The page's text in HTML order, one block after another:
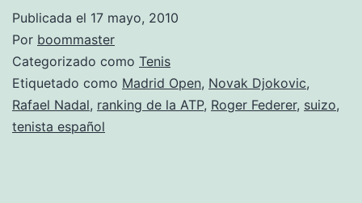
Publicada el 17 mayo, 2010
Por boommaster
Categorizado como Tenis
Etiquetado como Madrid Open, Novak Djokovic,
Rafael Nadal, ranking de la ATP, Roger Federer, suizo,
tenista español